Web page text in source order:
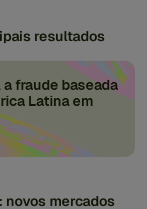
resultados
a fraude baseada
Latina em
novos mercados